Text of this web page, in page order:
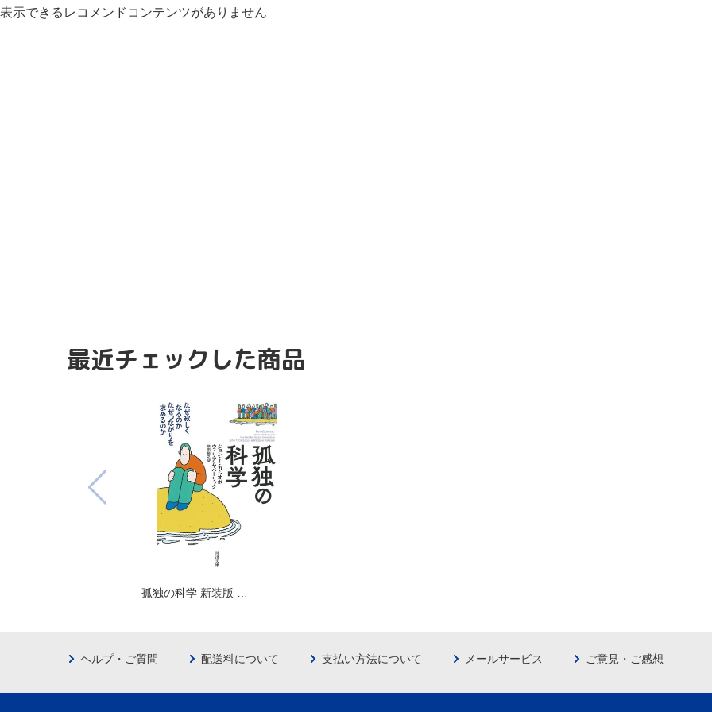
表示できるレコメンドコンテンツがありません
最近チェックした商品
孤独の科学 新装版 …
ヘルプ・ご質問 配送料について 支払い方法について メールサービス ご意見・ご感想